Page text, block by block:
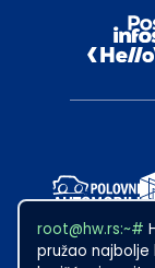
root@hw.rs:~#
pružao najbolje